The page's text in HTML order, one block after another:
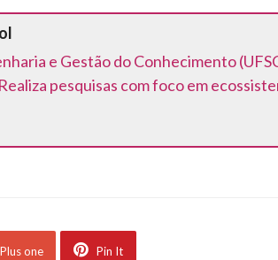
e Gestão do Conhecimento
pesquisas com foco em
Plus one Pin It